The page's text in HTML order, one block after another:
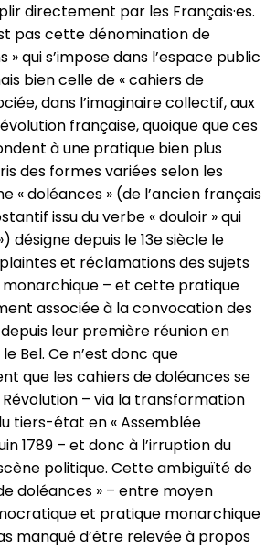
directement par les Français·es.
pas cette dénomination de
» qui s’impose dans l’espace public
bien celle de « cahiers de
dans l’imaginaire collectif, aux
française, quoique que ces
à une pratique bien plus
des formes variées selon les
« doléances » (de l’ancien français
issu du verbe « douloir » qui
désigne depuis le 13e siècle le
et réclamations des sujets
monarchique – et cette pratique
associée à la convocation des
leur première réunion en
Bel. Ce n’est donc que
que les cahiers de doléances se
– via la transformation
tiers-état en « Assemblée
1789 – et donc à l’irruption du
politique. Cette ambiguïté de
doléances » – entre moyen
et pratique monarchique
manqué d’être relevée à propos